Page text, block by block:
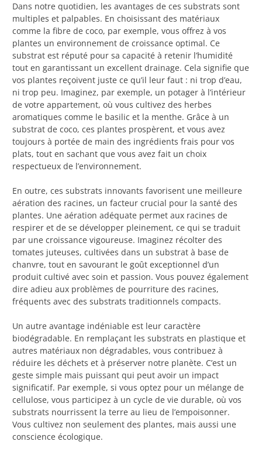
Dans notre quotidien, les avantages de ces substrats sont
multiples et palpables. En choisissant des matériaux
comme la fibre de coco, par exemple, vous offrez à vos
plantes un environnement de croissance optimal. Ce
substrat est réputé pour sa capacité à retenir l’humidité
tout en garantissant un excellent drainage. Cela signifie que
vos plantes reçoivent juste ce qu’il leur faut : ni trop d’eau,
ni trop peu. Imaginez, par exemple, un potager à l’intérieur
de votre appartement, où vous cultivez des herbes
aromatiques comme le basilic et la menthe. Grâce à un
substrat de coco, ces plantes prospèrent, et vous avez
toujours à portée de main des ingrédients frais pour vos
plats, tout en sachant que vous avez fait un choix
respectueux de l’environnement.
En outre, ces substrats innovants favorisent une meilleure
aération des racines, un facteur crucial pour la santé des
plantes. Une aération adéquate permet aux racines de
respirer et de se développer pleinement, ce qui se traduit
par une croissance vigoureuse. Imaginez récolter des
tomates juteuses, cultivées dans un substrat à base de
chanvre, tout en savourant le goût exceptionnel d’un
produit cultivé avec soin et passion. Vous pouvez également
dire adieu aux problèmes de pourriture des racines,
fréquents avec des substrats traditionnels compacts.
Un autre avantage indéniable est leur caractère
biodégradable. En remplaçant les substrats en plastique et
autres matériaux non dégradables, vous contribuez à
réduire les déchets et à préserver notre planète. C’est un
geste simple mais puissant qui peut avoir un impact
significatif. Par exemple, si vous optez pour un mélange de
cellulose, vous participez à un cycle de vie durable, où vos
substrats nourrissent la terre au lieu de l’empoisonner.
Vous cultivez non seulement des plantes, mais aussi une
conscience écologique.